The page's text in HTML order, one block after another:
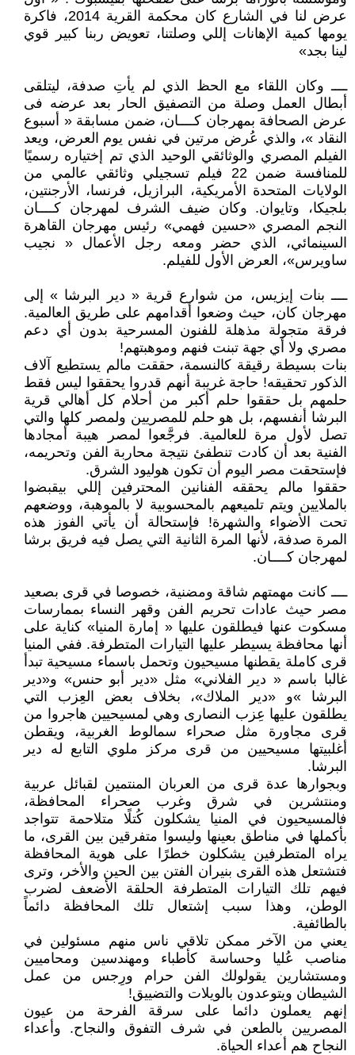
عرض لنا في الشارع كان محكمة القرية 2014، فاكرة
يومها كمية الإهانات إللي وصلتنا، تعويض ربنا كبير قوي
لينا بجد»
ــــ وكان اللقاء مع الحظ الذي لم يأتِ صدفة، ليتلقى
أبطال العمل وصلة من التصفيق الحار بعد عرضه فى
عرض الصحافة بمهرجان كــــان، ضمن مسابقة « أسبوع
النقاد »، والذي عُرض مرتين في نفس يوم العرض، ويعد
الفيلم المصري والوثائقي الوحيد الذي تم إختياره رسميًا
للمنافسة ضمن 22 فيلم تسجيلي وثائقي عالمي من
الولايات المتحدة الأمريكية، البرازيل، فرنسا، الأرجنتين،
بلجيكا، وتايوان. وكان ضيف الشرف لمهرجان كــــان
النجم المصري «حسين فهمي» رئيس مهرجان القاهرة
السينمائي، الذي حضر ومعه رجل الأعمال « نجيب
ساويرس»، العرض الأول للفيلم.
ــــ بنات إيزيس، من شوارع قرية « دير البرشا » إلى
مهرجان كان، حيث وضعوا أقدامهم على طريق العالمية.
فرقة متجولة مذهلة للفنون المسرحية بدون أي دعم
مصري ولا أي جهة تبنت فنهم وموهبتهم!
بنات بسيطة رقيقة كالنسمة، حققت مالم يستطيع آلاف
الذكور تحقيقه! حاجة غريبة أنهم قدروا يحققوا ليس فقط
حلمهم بل حققوا حلم أكبر من أحلام كل أهالي قرية
البرشا أنفسهم، بل هو حلم للمصريين ولمصر كلها والتي
تصل لأول مرة للعالمية. فرجَّعوا لمصر هيبة أمجادها
الفنية بعد أن كادت تنطفئ نتيجة محاربة الفن وتحريمه،
فإستحقت مصر اليوم أن تكون هوليود الشرق.
حققوا مالم يحققه الفنانين المحترفين إللي بيقبضوا
بالملايين ويتم تلميعهم بالمحسوبية لا بالموهبة، ووضعهم
تحت الأضواء والشهرة! فإستحالة أن يأتي الفوز هذه
المرة صدفة، لأنها المرة الثانية التي يصل فيه فريق برشا
لمهرجان كــــان.
ــــ كانت مهمتهم شاقة ومضنية، خصوصا في قرى بصعيد
مصر حيث عادات تحريم الفن وقهر النساء بممارسات
مسكوت عنها فيطلقون عليها « إمارة المنيا» كناية على
أنها محافظة يسيطر عليها التيارات المتطرفة. ففي المنيا
قرى كاملة يقطنها مسيحيون وتحمل باسماء مسيحية تبدأ
غالبا باسم « دير الفلاني» مثل «دير أبو حنس» و«دير
البرشا »و «دير الملاك»، بخلاف بعض العِزب التي
يطلقون عليها عِزب النصارى وهي لمسيحيين هاجروا من
قرى مجاورة مثل صحراء سمالوط الغربية، ويقطن
أغلبيتها مسيحيين من قرى مركز ملوي التابع له دير
البرشا.
وبجوارها عدة قرى من العربان المنتمين لقبائل عربية
ومنتشرين في شرق وغرب صحراء المحافظة،
فالمسيحيون في المنيا يشكلون كُتلًا متلاحمة تتواجد
بأكملها في مناطق بعينها وليسوا متفرقين بين القرى، ما
يراه المتطرفين يشكلون خطرًا على هوية المحافظة
فتشتعل هذه القرى بنيران الفتن بين الحين والأخر، وترى
فيهم تلك التيارات المتطرفة الحلقة الأضعف لضرب
الوطن، وهذا سبب إشتعال تلك المحافظة دائماً
بالطائفية.
يعني من الآخر ممكن تلاقي ناس منهم مسئولين في
مناصب عُليا وحساسة كأطباء ومهندسين ومحاميين
ومستشارين يقولولك الفن حرام ورِجس من عمل
الشيطان ويتوعدون بالويلات والتضييق!
إنهم يعملون دائما على سرقة الفرحة من عيون
المصريين بالطعن في شرف التفوق والنجاح. وأعداء
النجاح هم أعداء الحياة.